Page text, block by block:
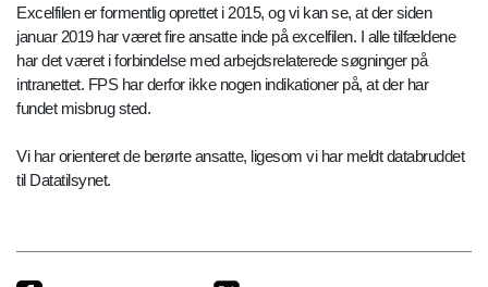
Excelfilen er formentlig oprettet i 2015, og vi kan se, at der siden
januar 2019 har været fire ansatte inde på excelfilen. I alle tilfældene
har det været i forbindelse med arbejdsrelaterede søgninger på
intranettet. FPS har derfor ikke nogen indikationer på, at der har
fundet misbrug sted.
Vi har orienteret de berørte ansatte, ligesom vi har meldt databruddet
til Datatilsynet.